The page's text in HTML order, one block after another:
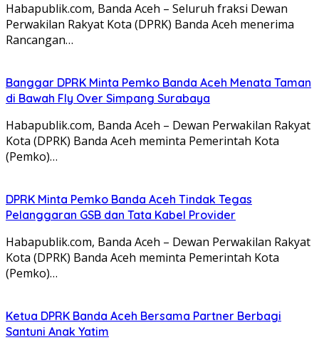
Habapublik.com, Banda Aceh – Seluruh fraksi Dewan
Perwakilan Rakyat Kota (DPRK) Banda Aceh menerima
Rancangan…
Banggar DPRK Minta Pemko Banda Aceh Menata Taman
di Bawah Fly Over Simpang Surabaya
Habapublik.com, Banda Aceh – Dewan Perwakilan Rakyat
Kota (DPRK) Banda Aceh meminta Pemerintah Kota
(Pemko)…
DPRK Minta Pemko Banda Aceh Tindak Tegas
Pelanggaran GSB dan Tata Kabel Provider
Habapublik.com, Banda Aceh – Dewan Perwakilan Rakyat
Kota (DPRK) Banda Aceh meminta Pemerintah Kota
(Pemko)…
Ketua DPRK Banda Aceh Bersama Partner Berbagi
Santuni Anak Yatim